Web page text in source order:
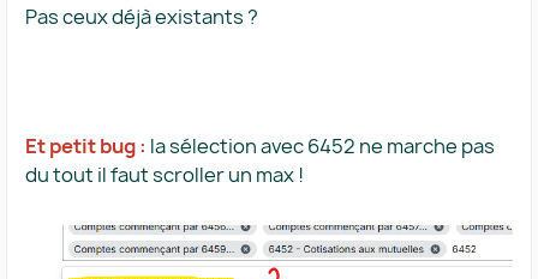
Pas ceux déjà existants ?
Et petit bug : la sélection avec 6452 ne marche pas
du tout il faut scroller un max !